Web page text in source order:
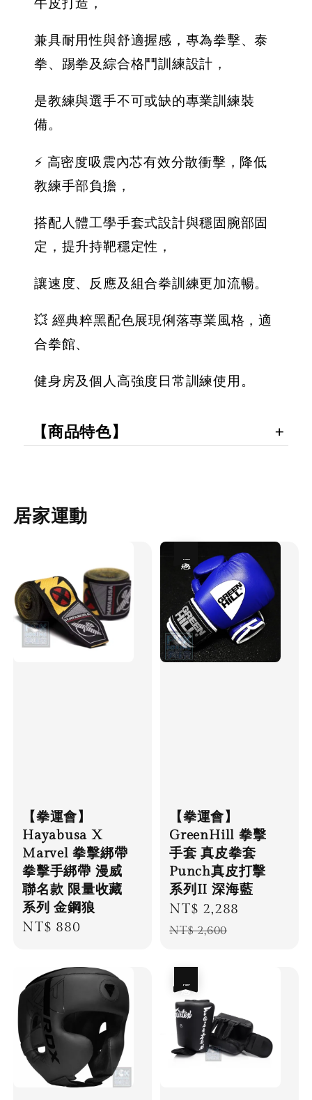
牛皮打造，
兼具耐用性與舒適握感，專為拳擊、泰
拳、踢拳及綜合格鬥訓練設計，
是教練與選手不可或缺的專業訓練裝
備。
⚡ 高密度吸震內芯有效分散衝擊，降低
教練手部負擔，
搭配人體工學手套式設計與穩固腕部固
定，提升持靶穩定性，
讓速度、反應及組合拳訓練更加流暢。
💥 經典粹黑配色展現俐落專業風格，適
合拳館、
健身房及個人高強度日常訓練使用。
【商品特色】
居家運動
【拳運會】
Hayabusa X
Marvel 拳擊綁帶
拳擊手綁帶 漫威
聯名款 限量收藏
系列 金鋼狼
Regular
NT$ 880
【拳運會】
GreenHill 拳擊
手套 真皮拳套
Punch真皮打擊
系列II 深海藍
Sale
price
NT$ 2,288
NT$ 2,600